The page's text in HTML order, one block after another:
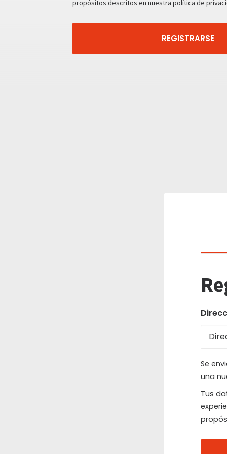
propósitos descritos en nuestra política de
REGISTRARSE
Se
una
Tus